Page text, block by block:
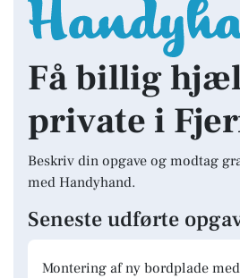
Få billig
private i
Beskriv din opgave og modtag
med Handyhand.
Seneste udførte
Montering af ny bordplade